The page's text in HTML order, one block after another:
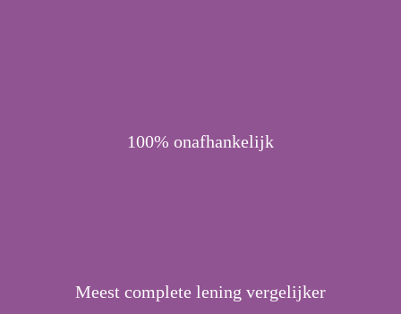
100% onafhankelijk
Meest complete lening vergelijker